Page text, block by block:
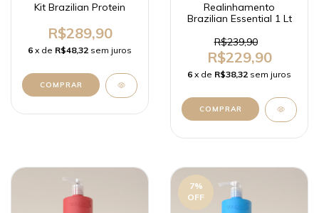
Kit Brazilian Protein
R$289,90
6 x de R$48,32 sem juros
Realinhamento
Brazilian Essential 1 Lt
R$239,90
R$229,90
6 x de R$38,32 sem juros
7%
OFF